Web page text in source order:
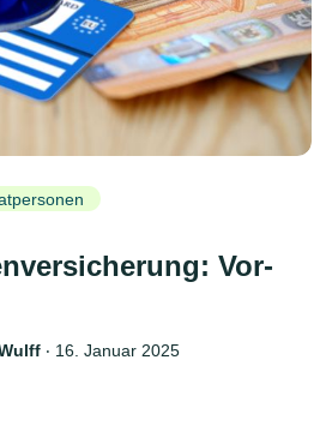
Vor-
‧ 16. Januar 2025